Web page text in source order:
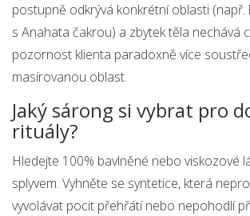
postupně odkrývá konkrétní oblasti
s Anahata čakrou) a zbytek těla nechává
pozornost klienta paradoxně více
masírovanou oblast.
Jaký sárong si vybrat pro
rituály?
Hledejte 100% bavlněné nebo viskozové
splyvem. Vyhněte se syntetice, která
vyvolávat pocit přehřátí nebo nepohodlí